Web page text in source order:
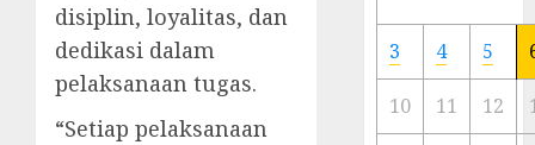
disiplin, loyalitas, dan
dedikasi dalam
pelaksanaan tugas.
“Setiap pelaksanaan
Ibu
Kota
23/11/
3 4 5
10 11 12